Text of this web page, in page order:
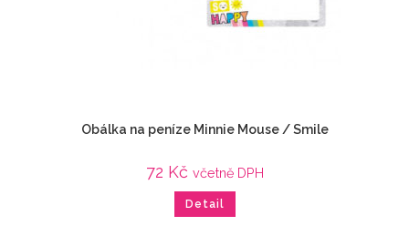
Obálka na peníze Minnie Mouse / Smile
72 Kč včetně DPH
Detail